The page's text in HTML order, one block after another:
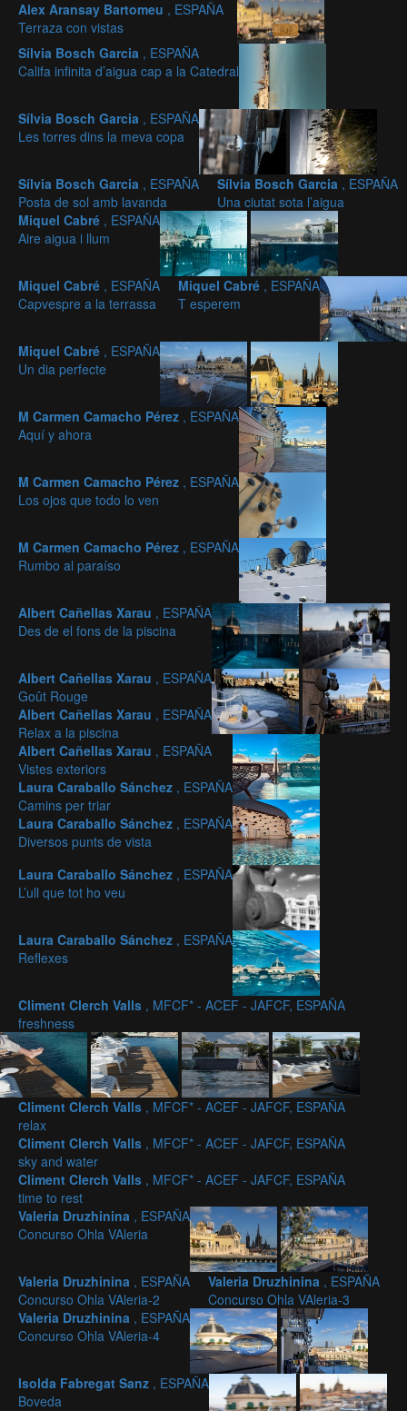
Alex Aransay Bartomeu , ESPAÑA
Terraza con vistas
Sílvia Bosch Garcia , ESPAÑA
Califa infinita d’aigua cap a la Catedral
Sílvia Bosch Garcia , ESPAÑA
Les torres dins la meva copa
Sílvia Bosch Garcia , ESPAÑA
Posta de sol amb lavanda
Sílvia Bosch Garcia , ESPAÑA
Una ciutat sota l’aigua
Miquel Cabré , ESPAÑA
Aire aigua i llum
Miquel Cabré , ESPAÑA
Capvespre a la terrassa
Miquel Cabré , ESPAÑA
T esperem
Miquel Cabré , ESPAÑA
Un dia perfecte
M Carmen Camacho Pérez , ESPAÑA
Aquí y ahora
M Carmen Camacho Pérez , ESPAÑA
Los ojos que todo lo ven
M Carmen Camacho Pérez , ESPAÑA
Rumbo al paraíso
Albert Cañellas Xarau , ESPAÑA
Des de el fons de la piscina
Albert Cañellas Xarau , ESPAÑA
Goût Rouge
Albert Cañellas Xarau , ESPAÑA
Relax a la piscina
Albert Cañellas Xarau , ESPAÑA
Vistes exteriors
Laura Caraballo Sánchez , ESPAÑA
Camins per triar
Laura Caraballo Sánchez , ESPAÑA
Diversos punts de vista
Laura Caraballo Sánchez , ESPAÑA
L’ull que tot ho veu
Laura Caraballo Sánchez , ESPAÑA
Reflexes
Climent Clerch Valls , MFCF* - ACEF - JAFCF, ESPAÑA
freshness
Climent Clerch Valls , MFCF* - ACEF - JAFCF, ESPAÑA
relax
Climent Clerch Valls , MFCF* - ACEF - JAFCF, ESPAÑA
sky and water
Climent Clerch Valls , MFCF* - ACEF - JAFCF, ESPAÑA
time to rest
Valeria Druzhinina , ESPAÑA
Concurso Ohla VAleria
Valeria Druzhinina , ESPAÑA
Concurso Ohla VAleria-2
Valeria Druzhinina , ESPAÑA
Concurso Ohla VAleria-3
Valeria Druzhinina , ESPAÑA
Concurso Ohla VAleria-4
Isolda Fabregat Sanz , ESPAÑA
Boveda